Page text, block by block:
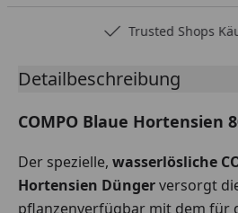
Trusted Shops
Detailbeschreibung
COMPO Blaue Hortensien
Der spezielle, wasserlösliche
Hortensien Düngerversorgt
pflanzenverfügbar mit dem für